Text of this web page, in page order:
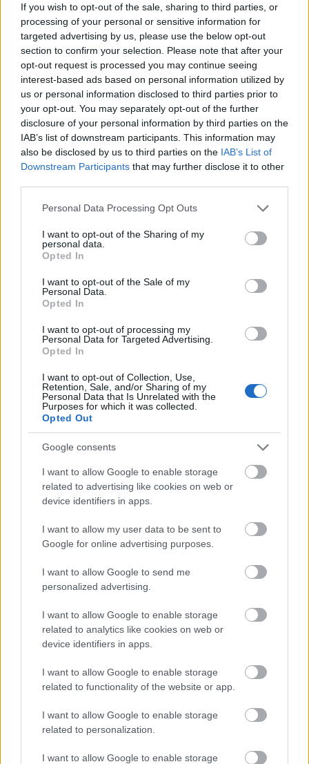
If you wish to opt-out of the sale, sharing to third parties, or
processing of your personal or sensitive information for
targeted advertising by us, please use the below opt-out
section to confirm your selection. Please note that after your
opt-out request is processed you may continue seeing
interest-based ads based on personal information utilized by
us or personal information disclosed to third parties prior to
your opt-out. You may separately opt-out of the further
disclosure of your personal information by third parties on the
IAB’s list of downstream participants. This information may
also be disclosed by us to third parties on the IAB’s List of
Downstream Participants that may further disclose it to other
Please note that this website/app uses one or more Google
not limited to your visit or usage behaviour. You may click to
grant or deny consent to Google and its third-party tags to
use your data for below specified purposes in below Google
consent section.
Personal Data Processing Opt Outs
I want to opt-out of the Sharing of my
personal data.
Opted In
I want to opt-out of the Sale of my
Personal Data.
Opted In
I want to opt-out of processing my
Personal Data for Targeted Advertising.
Opted In
I want to opt-out of Collection, Use,
Retention, Sale, and/or Sharing of my
Personal Data that Is Unrelated with the
Purposes for which it was collected.
Opted Out
Google consents
I want to allow Google to enable storage
related to advertising like cookies on web or
device identifiers in apps.
I want to allow my user data to be sent to
Google for online advertising purposes.
I want to allow Google to send me
personalized advertising.
I want to allow Google to enable storage
related to analytics like cookies on web or
device identifiers in apps.
I want to allow Google to enable storage
related to functionality of the website or app.
I want to allow Google to enable storage
related to personalization.
I want to allow Google to enable storage
Aki szeretne az egy hét együttlét alatt az angolon és
a magyaron kívül más nyelven is hallani énekelni
valakit, annakCRO-t ajánlom, aki saját állítása
szerint raop műfajban nyomul, ami a rap és a pop
keveréke. Igazából inkább azt lehet mondani, hogy
elég slágeres popot csinál, amiben tényleg van rap
is, de nem olyan mértékben, hogy az bárkit is
elrettentsen a meghallgatásától. A leginkább
azonban azért érdekes CRO zenéje, mert ha csak
hallgatod, és próbálsz elvonatkoztatni a nyelvtől, sok
száma alapján simán gondolhatnád amerikai
előadónak is, ez pedig nagyon jól mutatja, hogy a
kontinensen nem csak eurovíziós slágereket lehet
is főműsoridőben, de aki bulizni akar, annak én
inkább aRudimentaltajánlom, hiszen a srácok
azért mégiscsak hangszeres drum’n’bass-t, és nem
kőprimitív EDM-et tolnak, ráadásul elég aktuálisak
és slágeresek is, és vélhetően egy nagyon lendületes
koncertet fognak adni. Ráadásul az is garantált,
hogy a tavalyi Balaton Sound-os fellépésükkel
ellentétben idén már mi is meg tudjuk őket nézni,
hiszen a nagyszínpadon fognak fellépni, nem egy
zsúfolt sátorban. Vasárnapra utolsó nagy bulinak
azért a Rudimental-Limp Bizkit kombó elég jó lehet,
például azt isírtuk róluk, hogy a Limp Bizkit egy
pazar koncertzenekar.